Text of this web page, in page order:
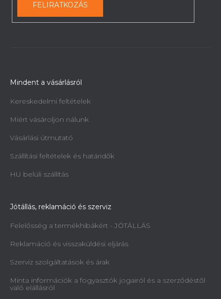
FELIRATKOZÁS
Mindent a vásárlásról
Kereskedelmi feltételek
Miért vásároljon nálunk
Vásárlási útmutató
Szállítási feltételek és határidők
HU belüli szállítás
Jótállás, reklamáció és szerviz
Felelősség a termékhibákért - JÓTÁLLÁS
Reklamáció és visszaküldési eljárás
Szerviz szolgáltatások és árak
Minta információk a fogyasztók jogairól és a szerződéstől
való elállásról